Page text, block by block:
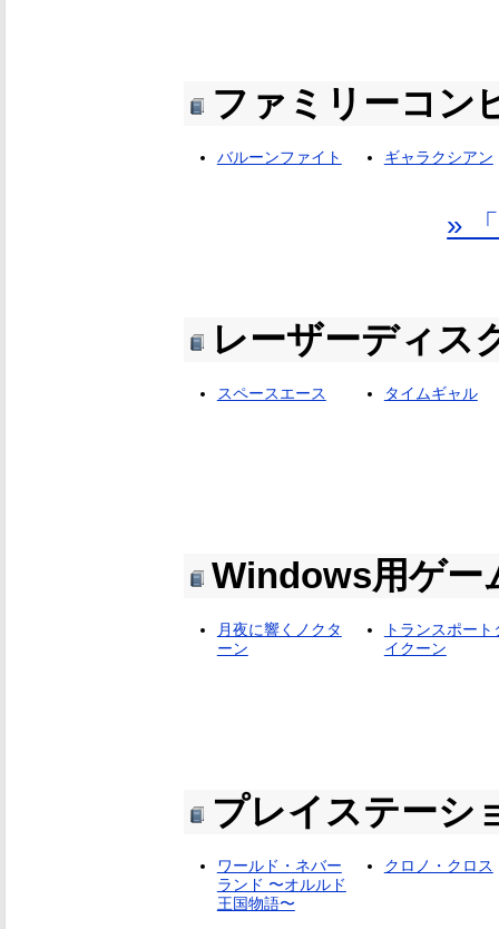
ファミリーコン
バルーンファイト ギャラクシアン
»
レーザーディス
スペースエース タイムギャル
Windows用ゲー
月夜に響くノクタ
ーン
トランスポート
イクーン
プレイステーシ
ワールド・ネバー
ランド 〜オルルド
王国物語〜
クロノ・クロス